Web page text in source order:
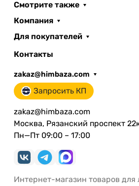
Смотрите также
Компания
Для покупателей
Контакты
zakaz@himbaza.com
Запросить КП
zakaz@himbaza.com
Москва, Рязанский проспект
Пн—Пт 09:00 – 17:00
Интернет-магазин товаров для